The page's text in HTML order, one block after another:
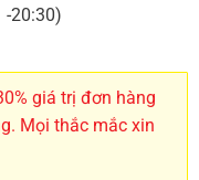
-20:30)
giá trị đơn hàng
Mọi thắc mắc xin